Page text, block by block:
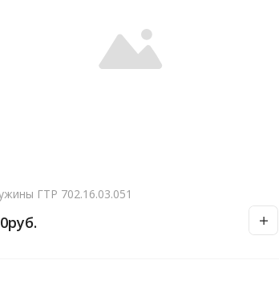
ГТР 702.16.03.051
руб.